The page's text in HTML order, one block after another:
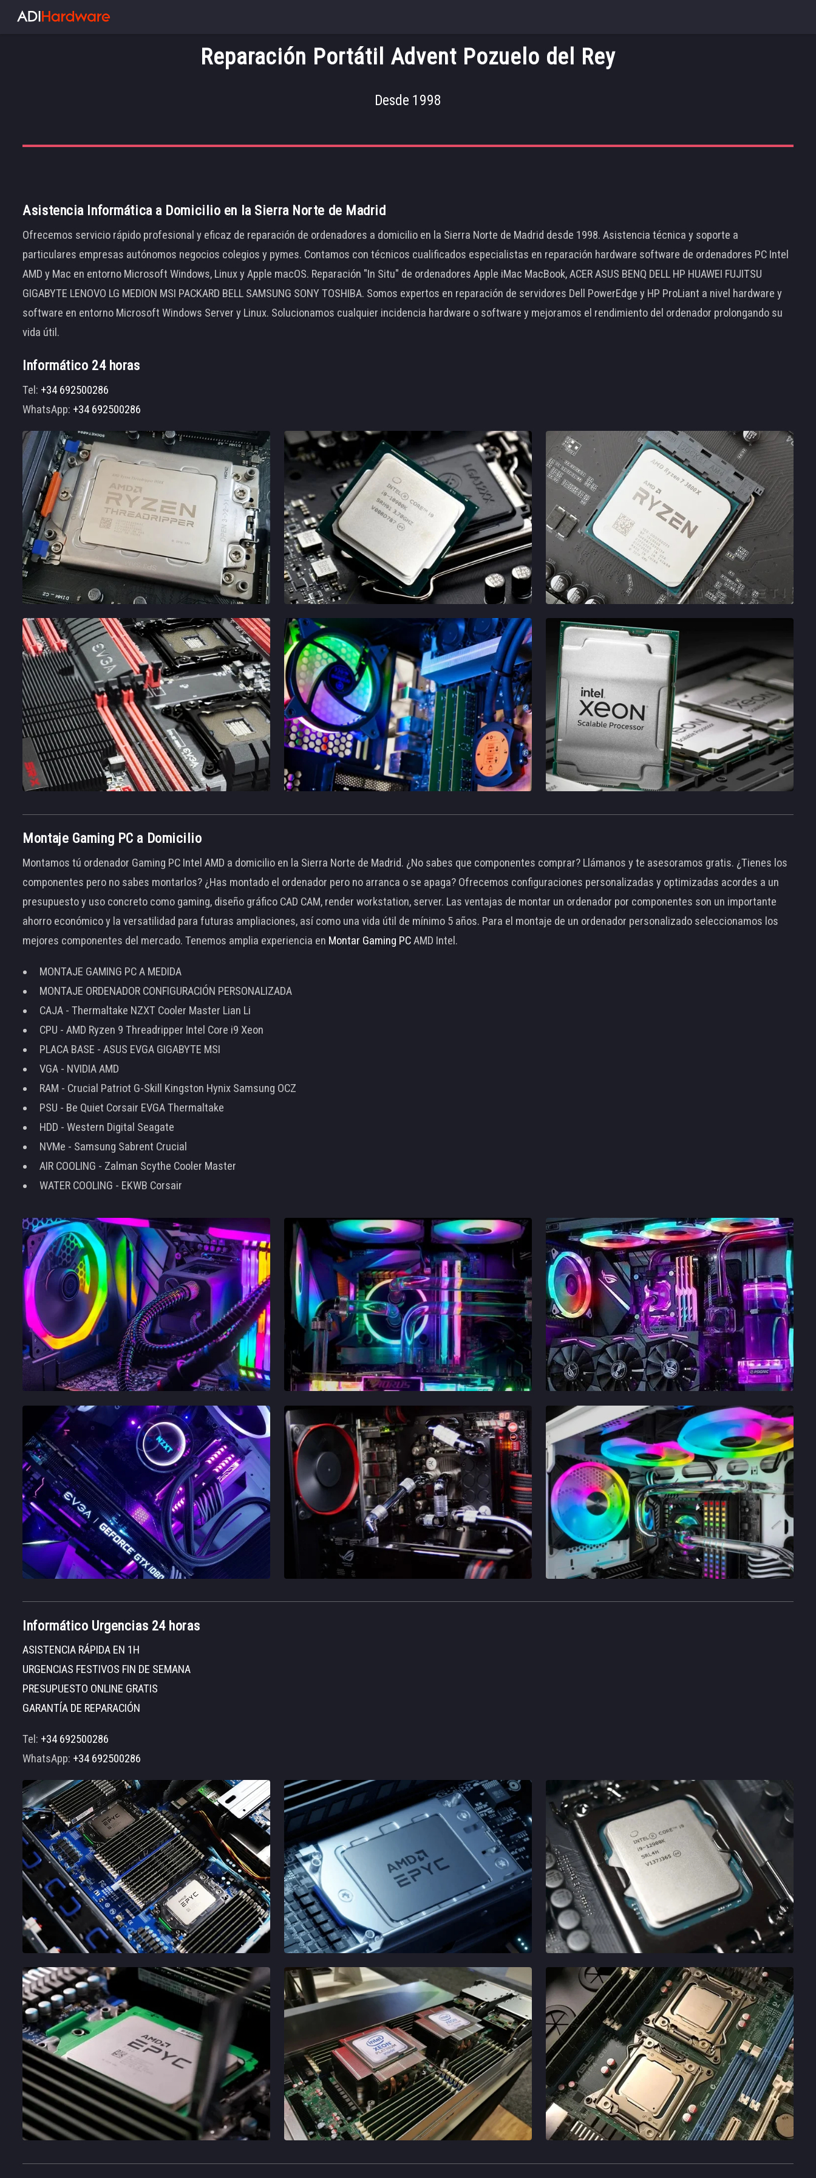
Reparación Portátil Advent Pozuelo del Rey
Desde 1998
Asistencia Informática a Domicilio en la Sierra Norte de Madrid
Ofrecemos servicio rápido profesional y eficaz de reparación de ordenadores a domicilio en la Sierra Norte de Madrid desde 1998. Asistencia técnica y soporte a
particulares empresas autónomos negocios colegios y pymes. Contamos con técnicos cualificados especialistas en reparación hardware software de ordenadores PC Intel
AMD y Mac en entorno Microsoft Windows, Linux y Apple macOS. Reparación "In Situ" de ordenadores Apple iMac MacBook, ACER ASUS BENQ DELL HP HUAWEI FUJITSU
GIGABYTE LENOVO LG MEDION MSI PACKARD BELL SAMSUNG SONY TOSHIBA. Somos expertos en reparación de servidores Dell PowerEdge y HP ProLiant a nivel hardware y
software en entorno Microsoft Windows Server y Linux. Solucionamos cualquier incidencia hardware o software y mejoramos el rendimiento del ordenador prolongando su
vida útil.
Informático 24 horas
Tel: +34 692500286
WhatsApp: +34 692500286
Montaje Gaming PC a Domicilio
Montamos tú ordenador Gaming PC Intel AMD a domicilio en la Sierra Norte de Madrid. ¿No sabes que componentes comprar? Llámanos y te asesoramos gratis. ¿Tienes los
componentes pero no sabes montarlos? ¿Has montado el ordenador pero no arranca o se apaga? Ofrecemos configuraciones personalizadas y optimizadas acordes a un
presupuesto y uso concreto como gaming, diseño gráfico CAD CAM, render workstation, server. Las ventajas de montar un ordenador por componentes son un importante
ahorro económico y la versatilidad para futuras ampliaciones, así como una vida útil de mínimo 5 años. Para el montaje de un ordenador personalizado seleccionamos los
mejores componentes del mercado. Tenemos amplia experiencia en Montar Gaming PCAMD Intel.
MONTAJE GAMING PC A MEDIDA
MONTAJE ORDENADOR CONFIGURACIÓN PERSONALIZADA
CAJA - Thermaltake NZXT Cooler Master Lian Li
CPU - AMD Ryzen 9 Threadripper Intel Core i9 Xeon
PLACA BASE - ASUS EVGA GIGABYTE MSI
VGA - NVIDIA AMD
RAM - Crucial Patriot G-Skill Kingston Hynix Samsung OCZ
PSU - Be Quiet Corsair EVGA Thermaltake
HDD - Western Digital Seagate
NVMe - Samsung Sabrent Crucial
AIR COOLING - Zalman Scythe Cooler Master
WATER COOLING - EKWB Corsair
Informático Urgencias 24 horas
ASISTENCIA RÁPIDA EN 1H
URGENCIAS FESTIVOS FIN DE SEMANA
PRESUPUESTO ONLINE GRATIS
GARANTÍA DE REPARACIÓN
Tel: +34 692500286
WhatsApp: +34 692500286